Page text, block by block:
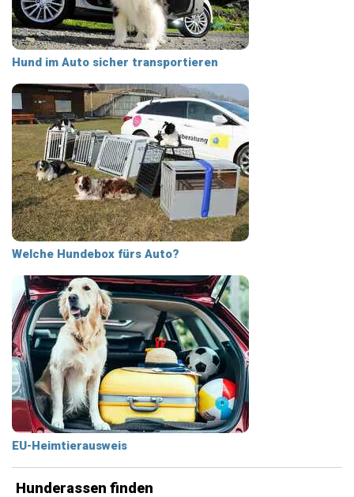
Hund im Auto sicher transportieren
Welche Hundebox fürs Auto?
EU-Heimtierausweis
Hunderassen finden